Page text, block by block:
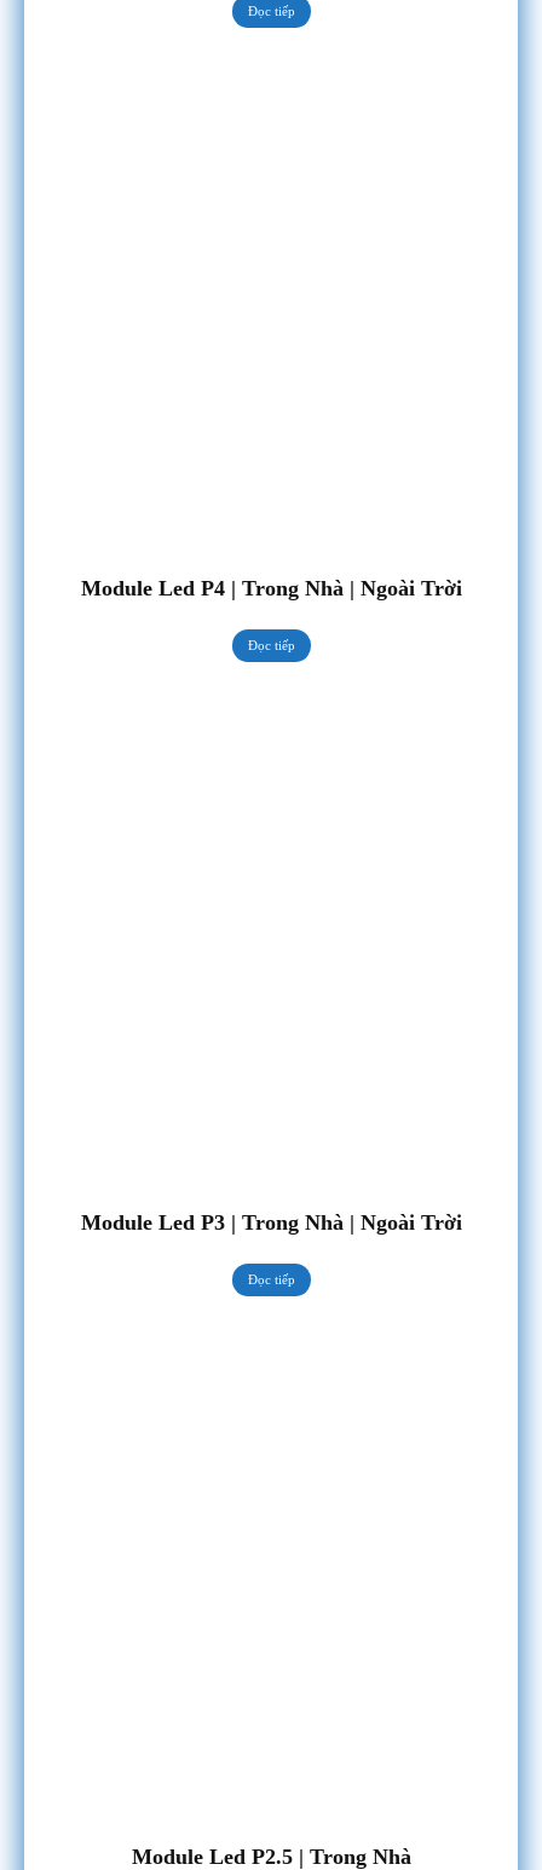
Đọc tiếp
Module Led P4 | Trong Nhà | Ngoài Trời
Đọc tiếp
Module Led P3 | Trong Nhà | Ngoài Trời
Đọc tiếp
Module Led P2.5 | Trong Nhà